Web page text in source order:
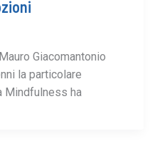
Giacomantonio
la particolare
Mindfulness ha